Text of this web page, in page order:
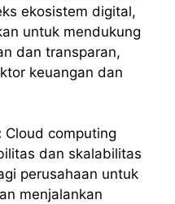
ekosistem digital,
untuk mendukung
dan transparan,
keuangan dan
Cloud computing
dan skalabilitas
perusahaan untuk
menjalankan